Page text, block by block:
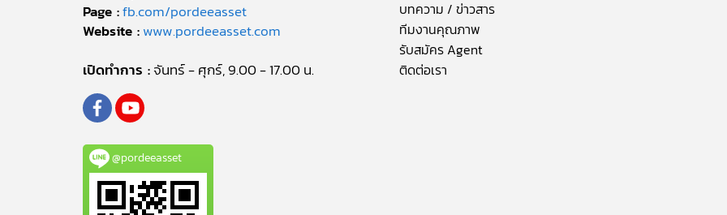
Page :fb.com/pordeeasset
Website :www.pordeeasset.com
เปิดทำการ :จันทร์ - ศุกร์, 9.00 - 17.00 น.
@pordeeasset
บทความ / ข่าวสาร
ทีมงานคุณภาพ
รับสมัคร Agent
ติดต่อเรา